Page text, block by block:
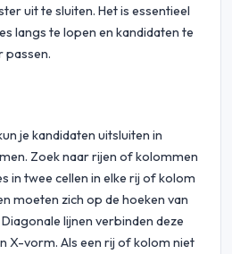
uit te sluiten. Het is essentieel
langs te lopen en kandidaten te
passen.
je kandidaten uitsluiten in
Zoek naar rijen of kolommen
in twee cellen in elke rij of kolom
moeten zich op de hoeken van
lijnen verbinden deze
X-vorm. Als een rij of kolom niet